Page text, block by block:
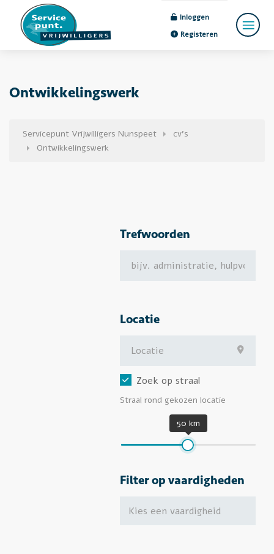
Inloggen
Registeren
Ontwikkelingswerk
Servicepunt Vrijwilligers Nunspeet
cv's
Ontwikkelingswerk
Trefwoorden
Locatie
Zoek op straal
Straal rond gekozen locatie
50 km
Filter op vaardigheden